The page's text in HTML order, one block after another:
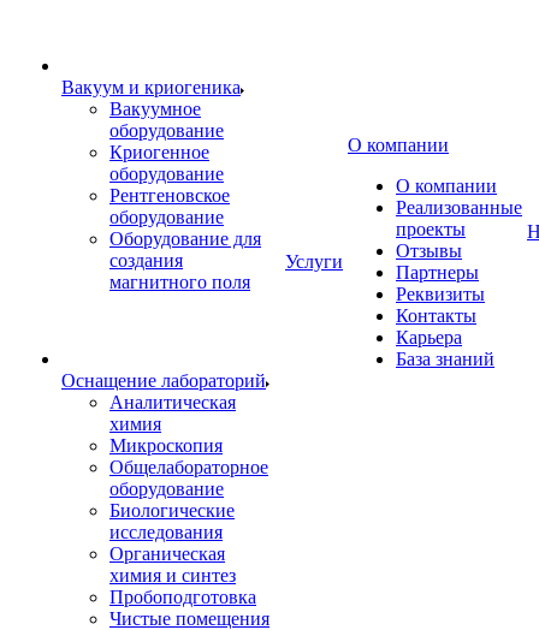
Вакуум и криогеника
Вакуумное
оборудование
Криогенное
оборудование
Рентгеновское
оборудование
Оборудование для
создания
магнитного поля
Оснащение лабораторий
Аналитическая
химия
Микроскопия
Общелабораторное
оборудование
Биологические
исследования
Органическая
химия и синтез
Пробоподготовка
Чистые помещения
Услуги
О компании
О компании
Реализованные
проекты
Отзывы
Партнеры
Реквизиты
Контакты
Карьера
База знаний